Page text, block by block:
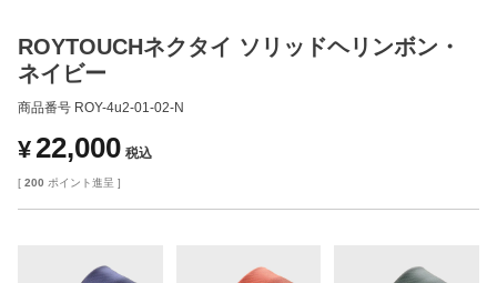
ROYTOUCHネクタイ ソリッドヘリンボン・
ネイビー
商品番号 ROY-4u2-01-02-N
¥ 22,000 税込
[ 200 ポイント進呈 ]